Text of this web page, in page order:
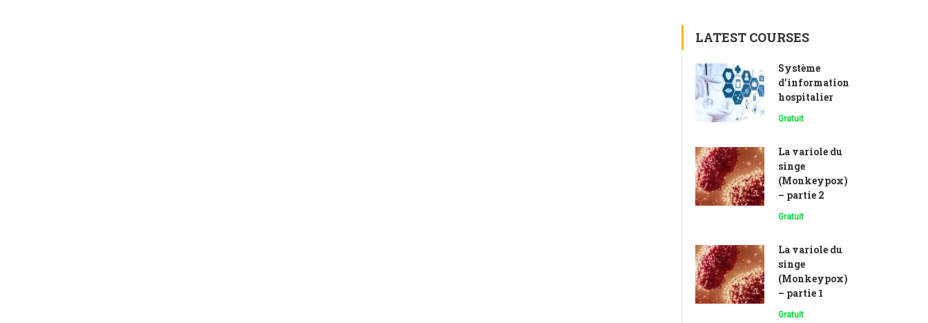
LATEST COURSES
Système
d’information
hospitalier
Gratuit
La variole du
singe
(Monkeypox)
– partie 2
Gratuit
La variole du
singe
(Monkeypox)
– partie 1
Gratuit